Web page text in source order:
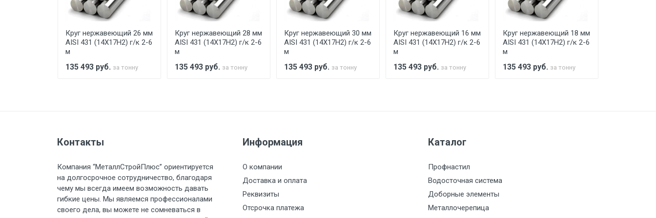
предоставляется не более 2-х часов.
Стоимость доставки по РФ рассчитывается индивидуально.
Груз до 6 м, вес до 2 тн 6500 с НДС 35р./км за МКАД
Груз до 6 м, вес до 3 тн 7500 с НДС 35р./км за МКАД
Груз до 6 м, вес до 5 тн 9000 с НДС 40р./км за МКАД
Круг нержавеющий 26 мм
AISI 431 (14Х17Н2) г/к 2-6
м
135 493 руб. за тонну
Круг нержавеющий 28 мм
AISI 431 (14Х17Н2) г/к 2-6
м
135 493 руб. за тонну
Круг нержавеющий 30 мм
AISI 431 (14Х17Н2) г/к 2-6
м
135 493 руб. за тонну
Круг нержавеющий 16 мм
AISI 431 (14Х17Н2) г/к 2-6
м
135 493 руб. за тонну
Круг нержавеющий 18 мм
AISI 431 (14Х17Н2) г/к 2-6
м
135 493 руб. за тонну
Контакты
Компания “МеталлСтройПлюс” ориентируется
на долгосрочное сотрудничество, благодаря
чему мы всегда имеем возможность давать
гибкие цены. Мы являемся профессионалами
своего дела, вы можете не сомневаться в
Информация
О компании
Доставка и оплата
Реквизиты
Отсрочка платежа
Каталог
Профнастил
Водосточная система
Доборные элементы
Металлочерепица